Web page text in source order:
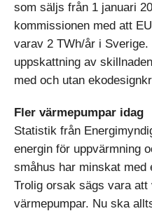
som säljs från 1 januari
kommissionen med att
varav 2 TWh/år i Sverige.
uppskattning av
med och utan
Fler värmepumpar idag
Statistik från
energin för uppvärmning
småhus har minskat med
Trolig orsak sägs vara
värmepumpar. Nu ska